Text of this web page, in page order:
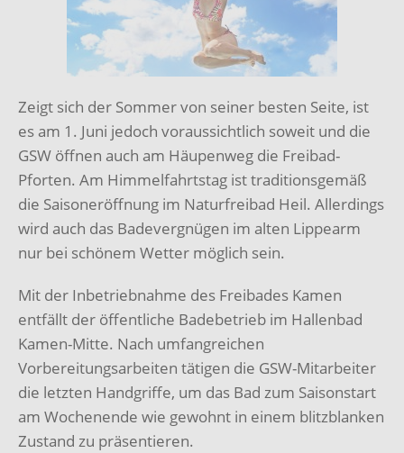
Zeigt sich der Sommer von seiner besten Seite, ist
es am 1. Juni jedoch voraussichtlich soweit und die
GSW öffnen auch am Häupenweg die Freibad-
Pforten. Am Himmelfahrtstag ist traditionsgemäß
die Saisoneröffnung im Naturfreibad Heil. Allerdings
wird auch das Badevergnügen im alten Lippearm
nur bei schönem Wetter möglich sein.
Mit der Inbetriebnahme des Freibades Kamen
entfällt der öffentliche Badebetrieb im Hallenbad
Kamen-Mitte. Nach umfangreichen
Vorbereitungsarbeiten tätigen die GSW-Mitarbeiter
die letzten Handgriffe, um das Bad zum Saisonstart
am Wochenende wie gewohnt in einem blitzblanken
Zustand zu präsentieren.